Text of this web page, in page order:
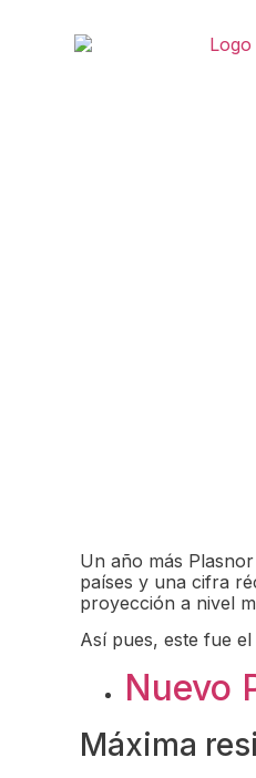
Un año más
países y una cifra
proyección a nivel
Así pues, este fue
Nuevo
Máxima